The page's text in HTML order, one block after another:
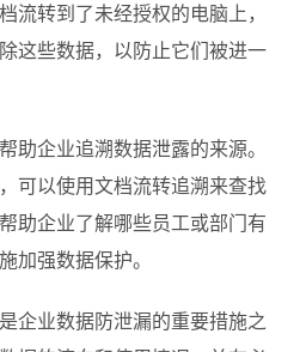
流转到了未经授权的电脑上，
这些数据，以防止它们被进一
助企业追溯数据泄露的来源。
可以使用文档流转追溯来查找
助企业了解哪些员工或部门有
加强数据保护。
企业数据防泄漏的重要措施之